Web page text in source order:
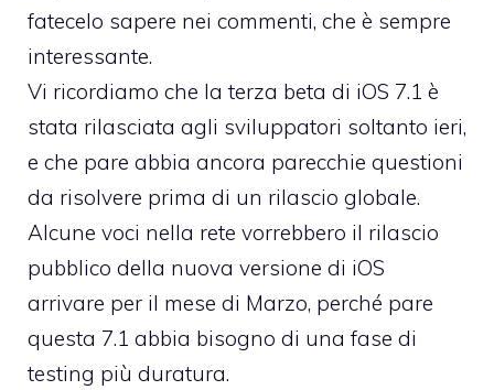
fatecelo sapere nei commenti, che è sempre
interessante.
Vi ricordiamo che la terza beta di iOS 7.1 è
stata rilasciata agli sviluppatori soltanto ieri,
e che pare abbia ancora parecchie questioni
da risolvere prima di un rilascio globale.
Alcune voci nella rete vorrebbero il rilascio
pubblico della nuova versione di iOS
arrivare per il mese di Marzo, perché pare
questa 7.1 abbia bisogno di una fase di
testing più duratura.